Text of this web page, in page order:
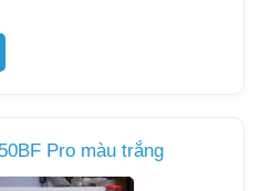
Pro màu trắng